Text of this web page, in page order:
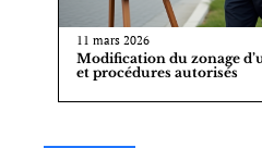
11 mars 2026
Modification du zonage
et procédures autorisés